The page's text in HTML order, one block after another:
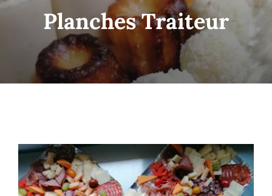
ContactPlanches Traiteur